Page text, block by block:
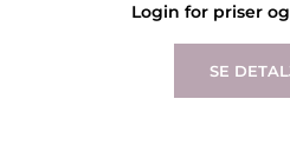
Login for priser
SE